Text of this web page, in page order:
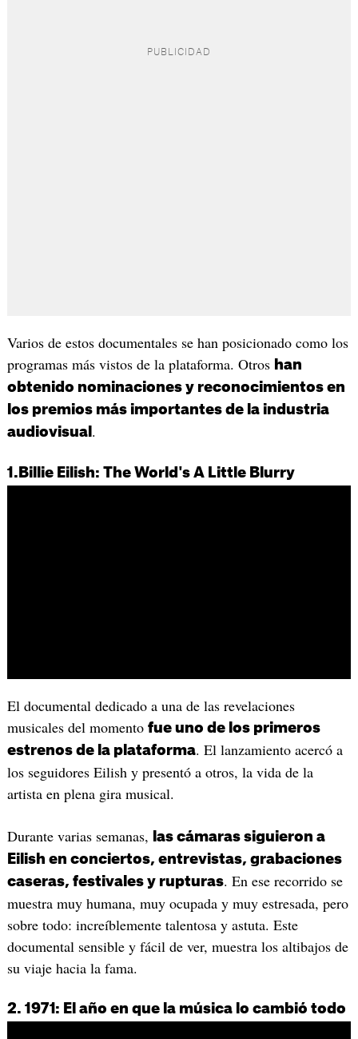
Varios de estos documentales se han posicionado como los
programas más vistos de la plataforma. Otros han
obtenido nominaciones y reconocimientos en
los premios más importantes de la industria
audiovisual .
1.Billie Eilish: The World's A Little Blurry
El documental dedicado a una de las revelaciones
musicales del momento fue uno de los primeros
estrenos de la plataforma. El lanzamiento acercó a
los seguidores Eilish y presentó a otros, la vida de la
artista en plena gira musical.
Durante varias semanas,
las cámaras siguieron a
Eilish en conciertos, entrevistas, grabaciones
caseras, festivales y rupturas. En ese recorrido se
muestra muy humana, muy ocupada y muy estresada, pero
sobre todo: increíblemente talentosa y astuta. Este
documental sensible y fácil de ver, muestra los altibajos de
su viaje hacia la fama.
2. 1971: El año en que la música lo cambió todo